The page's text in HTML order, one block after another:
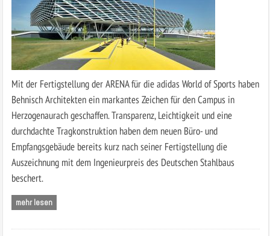
Mit der Fertigstellung der ARENA für die adidas World of Sports haben
Behnisch Architekten ein markantes Zeichen für den Campus in
Herzogen­aurach geschaffen. Transparenz, Leichtigkeit und eine
durchdachte Tragkon­struktion haben dem neuen Büro- und
Empfangsgebäude bereits kurz nach seiner Fertigstellung die
Auszeichnung mit dem Ingenieurpreis des Deutschen Stahlbaus
beschert.
mehr lesen